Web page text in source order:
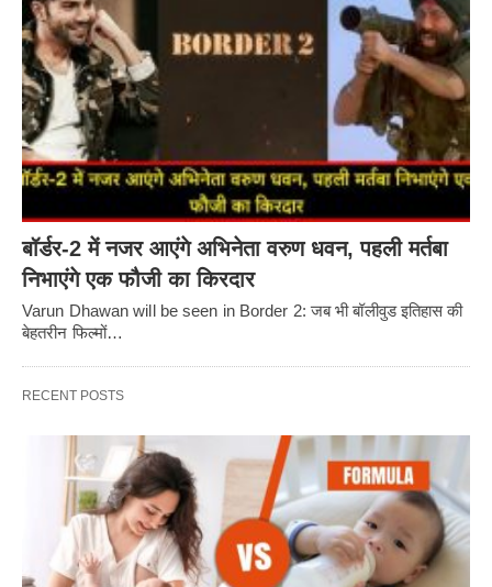
बॉर्डर-2 में नजर आएंगे अभिनेता वरुण धवन, पहली मर्तबा
निभाएंगे एक फौजी का किरदार
Varun Dhawan will be seen in Border 2: जब भी बॉलीवुड इतिहास की
बेहतरीन फिल्मों…
RECENT POSTS